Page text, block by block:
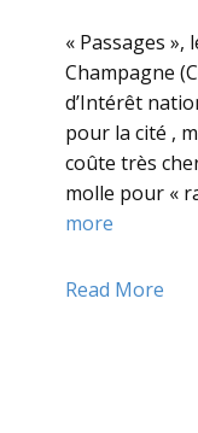
« Passages »,
Champagne
d’Intérêt
pour la cité ,
coûte très
molle pour «
more
Read More